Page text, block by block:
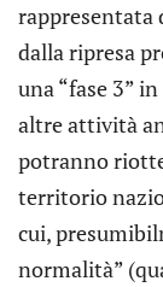
rappresentata
dalla ripresa
una “fase 3”
altre attività
potranno
territorio
cui,
normalità”